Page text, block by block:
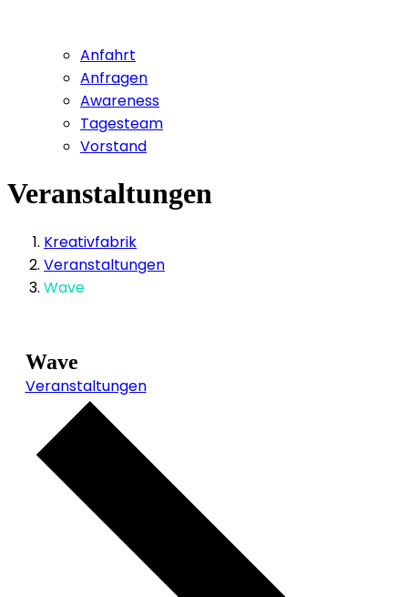
Anfahrt
Anfragen
Awareness
Tagesteam
Vorstand
Veranstaltungen
Kreativfabrik
Veranstaltungen
Wave
Wave
Veranstaltungen